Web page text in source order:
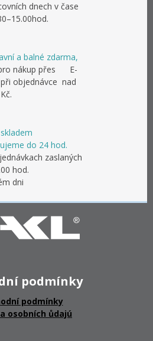
dnech v čase
a balné zdarma,
nákup přes E-
objednávce nad
do 24 hod.
zaslaných
hod.
dni
podmínky
podmínky
osobních ůdajú